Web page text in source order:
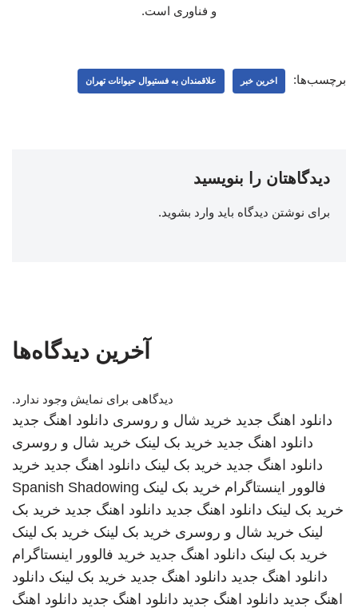
و فناوری است.
برچسب‌ها: اخرین خبر علاقمندان به فستیوال حیوانات تهران
دیدگاهتان را بنویسید
برای نوشتن دیدگاه باید وارد بشوید.
آخرین دیدگاه‌ها
دیدگاهی برای نمایش وجود ندارد.
دانلود اهنگ جدید خرید شال و روسری دانلود اهنگ جدید
دانلود اهنگ جدید خرید بک لینک خرید شال و روسری
دانلود اهنگ جدید خرید بک لینک دانلود اهنگ جدید خرید
فالوور اینستاگرام خرید بک لینک Spanish Shadowing
خرید بک لینک دانلود اهنگ جدید دانلود اهنگ جدید خرید بک
لینک خرید شال و روسری خرید بک لینک خرید بک لینک
خرید بک لینک دانلود اهنگ جدید خرید فالوور اینستاگرام
دانلود اهنگ جدید دانلود اهنگ جدید خرید بک لینک دانلود
اهنگ جدید دانلود اهنگ جدید دانلود اهنگ جدید دانلود اهنگ